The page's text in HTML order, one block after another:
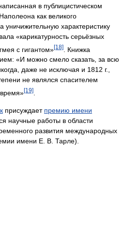
в публицистическом
как великого
уничижительную характеристику
«карикатурность серьёзных
с гигантом»[18]
. Книжка
«И можно смело сказать, за всю
даже не исключая и 1812 г.,
не являлся спасителем
[19]
присуждает премию имени
научные работы в области
развития международных
имени Е. В. Тарле).